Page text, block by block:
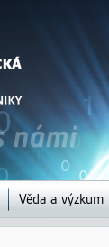
Věda a výzkum